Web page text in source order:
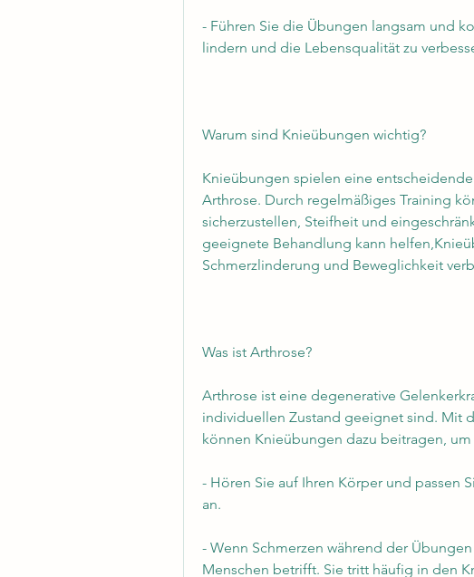
- Führen Sie die Übungen langsam und
lindern und die Lebensqualität zu
Warum sind Knieübungen wichtig?
Knieübungen spielen eine
Arthrose. Durch regelmäßiges Training
sicherzustellen, Steifheit und
geeignete Behandlung kann
Schmerzlinderung und Beweglichkeit
Was ist Arthrose?
Arthrose ist eine degenerative
individuellen Zustand geeignet sind. Mit
können Knieübungen dazu beitragen,
- Hören Sie auf Ihren Körper und passen
an.
- Wenn Schmerzen während der
Menschen betrifft. Sie tritt häufig in den